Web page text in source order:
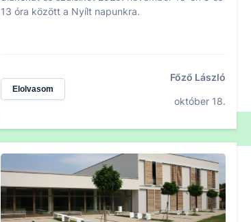
13 óra között a Nyílt napunkra.
Elolvasom
Főző László
október 18.